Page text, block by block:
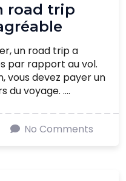
road trip
un road trip a
par rapport au vol.
vous devez payer un
du voyage. ....
No Comments